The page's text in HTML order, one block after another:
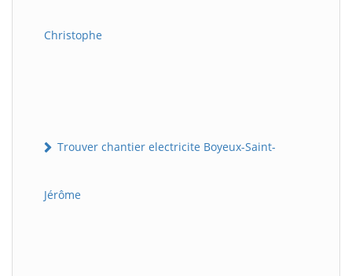
Christophe
Trouver chantier electricite Boyeux-Saint-
Jérôme